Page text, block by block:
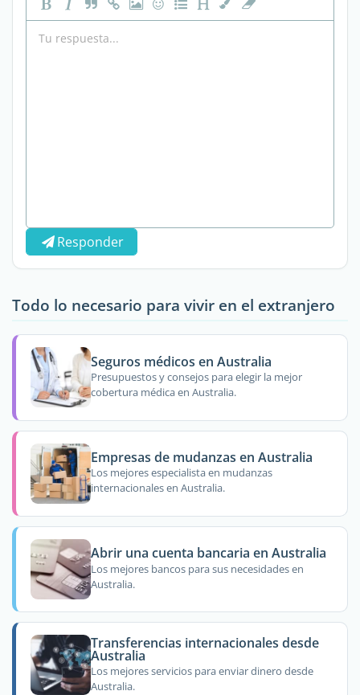
Responder
Todo lo necesario para vivir en el extranjero
Seguros médicos en Australia
Presupuestos y consejos para elegir la mejor
cobertura médica en Australia.
Empresas de mudanzas en Australia
Los mejores especialista en mudanzas
internacionales en Australia.
Abrir una cuenta bancaria en Australia
Los mejores bancos para sus necesidades en
Australia.
Transferencias internacionales desde
Australia
Los mejores servicios para enviar dinero desde
Australia.